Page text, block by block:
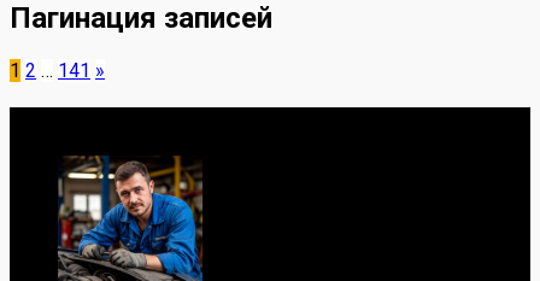
Пагинация записей
1 2 … 141 »